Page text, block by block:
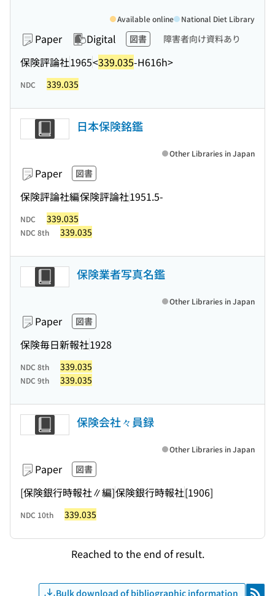
Paper Digital 図書 障害者向け資料あり
保険評論社1965<339.035-H616h>
Available online National Diet Library
NDC 339.035
日本保険銘鑑
Paper 図書
保険評論社編保険評論社1951.5-
Other Libraries in Japan
NDC 339.035
NDC 8th 339.035
保険業者写真名鑑
Paper 図書
保険毎日新報社1928
Other Libraries in Japan
NDC 8th 339.035
NDC 9th 339.035
保険会社々員録
Paper 図書
[保険銀行時報社∥編]保険銀行時報社[1906]
Other Libraries in Japan
NDC 10th 339.035
Reached to the end of result.
Bulk download of bibliographic information